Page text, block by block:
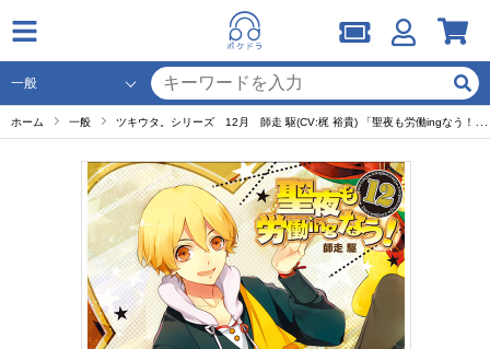
ホーム 一般 ツキウタ。シリーズ 12月 師走 駆(CV:梶 裕貴) 「聖夜も労働ingなう！」ミニドラマ セット